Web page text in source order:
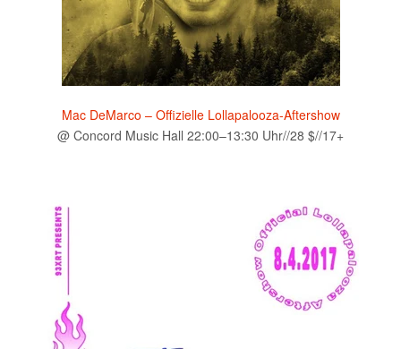
Mac DeMarco – Offizielle Lollapalooza-Aftershow
@ Concord Music Hall 22:00–13:30 Uhr//28 $//17+